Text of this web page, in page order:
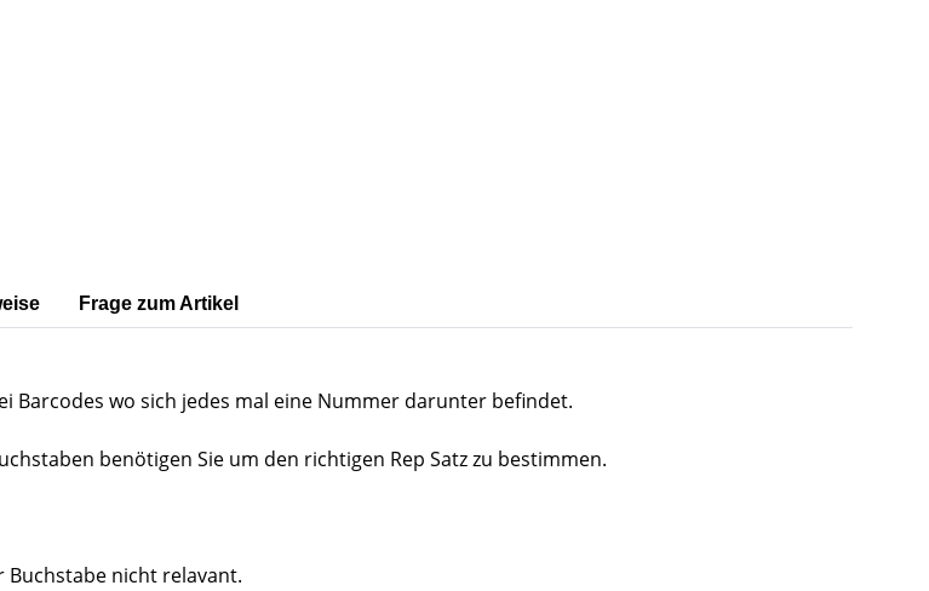
Frage zum Artikel
Barcodes wo sich jedes mal eine Nummer darunter befindet.
benötigen Sie um den richtigen Rep Satz zu bestimmen.
Buchstabe nicht relavant.